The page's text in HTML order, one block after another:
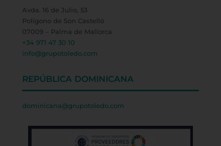
Avda. 16 de Julio, 53
Polígono de Son Castelló
07009 – Palma de Mallorca
+34 971 47 30 10
info@grupotoledo.com
REPÚBLICA DOMINICANA
dominicana@grupotoledo.com